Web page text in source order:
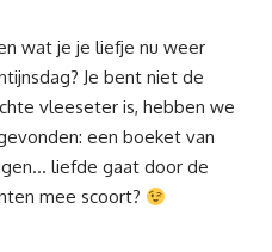
wat je je liefje nu weer
Je bent niet de
vleeseter is, hebben we
een boeket van
liefde gaat door de
mee scoort?